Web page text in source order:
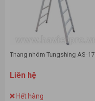
Thang nhôm Tungshing AS-17
Liên hệ
Hết hàng